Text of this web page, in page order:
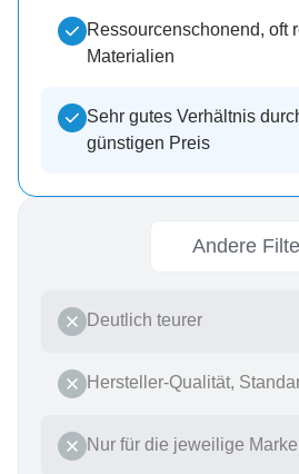
Ressourcenschonend, oft
Materialien
Sehr gutes Verhältnis
günstigen Preis
Andere
Deutlich teurer
Hersteller-Qualität,
Nur für die jeweilige